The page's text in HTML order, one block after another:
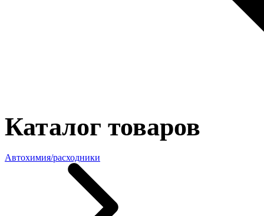
Каталог товаров
Автохимия/расходники